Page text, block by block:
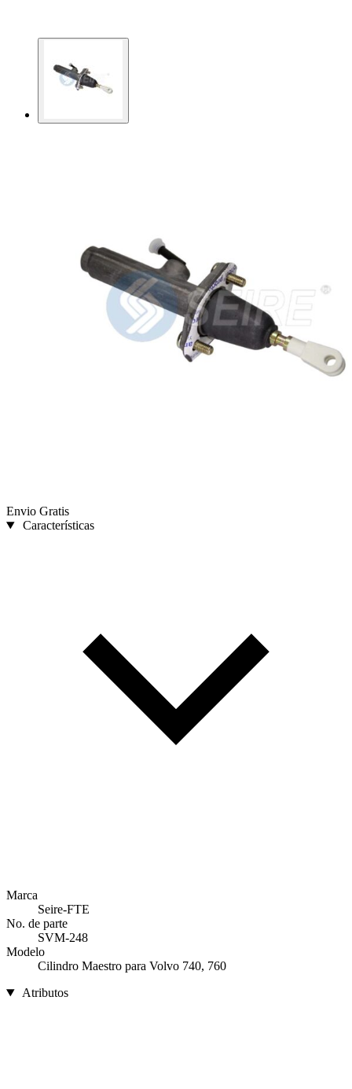
Envio Gratis
Características
Marca
Seire-FTE
No. de parte
SVM-248
Modelo
Cilindro Maestro para Volvo 740, 760
Atributos